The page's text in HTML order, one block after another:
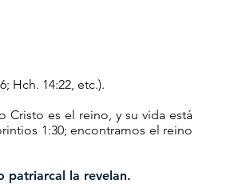
Hch. 14:22, etc.).
es el reino, y su vida está
1:30; encontramos el reino
la revelan.